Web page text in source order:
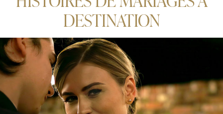
DESTINATION